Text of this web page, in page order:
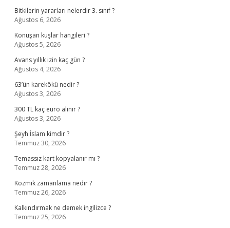
Bitkilerin yararları nelerdir 3. sınıf ?
Ağustos 6, 2026
Konuşan kuşlar hangileri ?
Ağustos 5, 2026
Avans yıllık izin kaç gün ?
Ağustos 4, 2026
63’ün karekökü nedir ?
Ağustos 3, 2026
300 TL kaç euro alınır ?
Ağustos 3, 2026
Şeyh İslam kimdir ?
Temmuz 30, 2026
Temassız kart kopyalanır mı ?
Temmuz 28, 2026
Kozmik zamanlama nedir ?
Temmuz 26, 2026
Kalkındırmak ne demek ingilizce ?
Temmuz 25, 2026